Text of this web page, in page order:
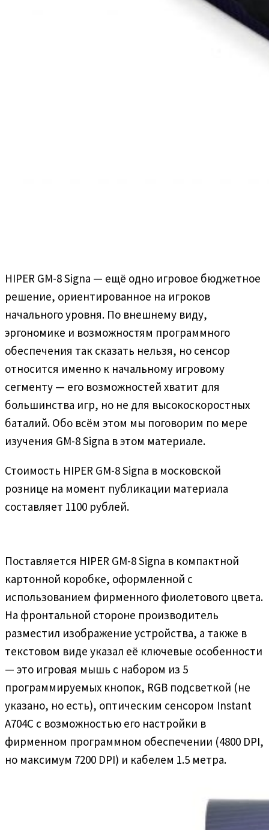
HIPER GM-8 Signa — ещё одно игровое бюджетное
решение, ориентированное на игроков
начального уровня. По внешнему виду,
эргономике и возможностям программного
обеспечения так сказать нельзя, но сенсор
относится именно к начальному игровому
сегменту — его возможностей хватит для
большинства игр, но не для высокоскоростных
баталий. Обо всём этом мы поговорим по мере
изучения GM-8 Signa в этом материале.
Стоимость HIPER GM-8 Signa в московской
рознице на момент публикации материала
составляет 1100 рублей.
Поставляется HIPER GM-8 Signa в компактной
картонной коробке, оформленной с
использованием фирменного фиолетового цвета.
На фронтальной стороне производитель
разместил изображение устройства, а также в
текстовом виде указал её ключевые особенности
— это игровая мышь с набором из 5
программируемых кнопок, RGB подсветкой (не
указано, но есть), оптическим сенсором Instant
A704C с возможностью его настройки в
фирменном программном обеспечении (4800 DPI,
но максимум 7200 DPI) и кабелем 1.5 метра.